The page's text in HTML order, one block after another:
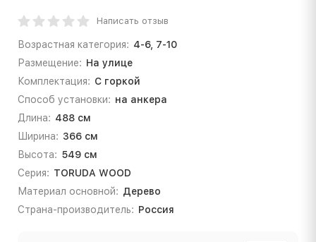
Написать отзыв
Возрастная категория: 4-6, 7-10
Размещение: На улице
Комплектация: С горкой
Способ установки: на анкера
Длина: 488 см
Ширина: 366 см
Высота: 549 см
Серия: TORUDA WOOD
Материал основной: Дерево
Страна-производитель: Россия